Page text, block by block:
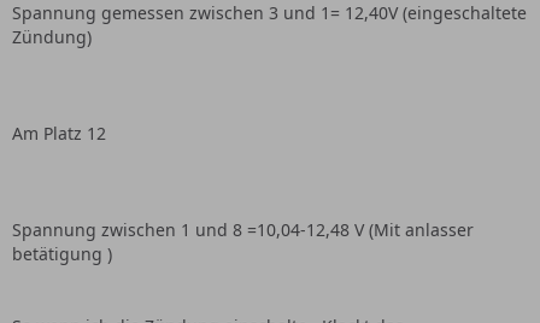
Spannung gemessen zwischen 3 und 1= 12,40V (eingeschaltete
Zündung)
Am Platz 12
Spannung zwischen 1 und 8 =10,04-12,48 V (Mit anlasser
betätigung )